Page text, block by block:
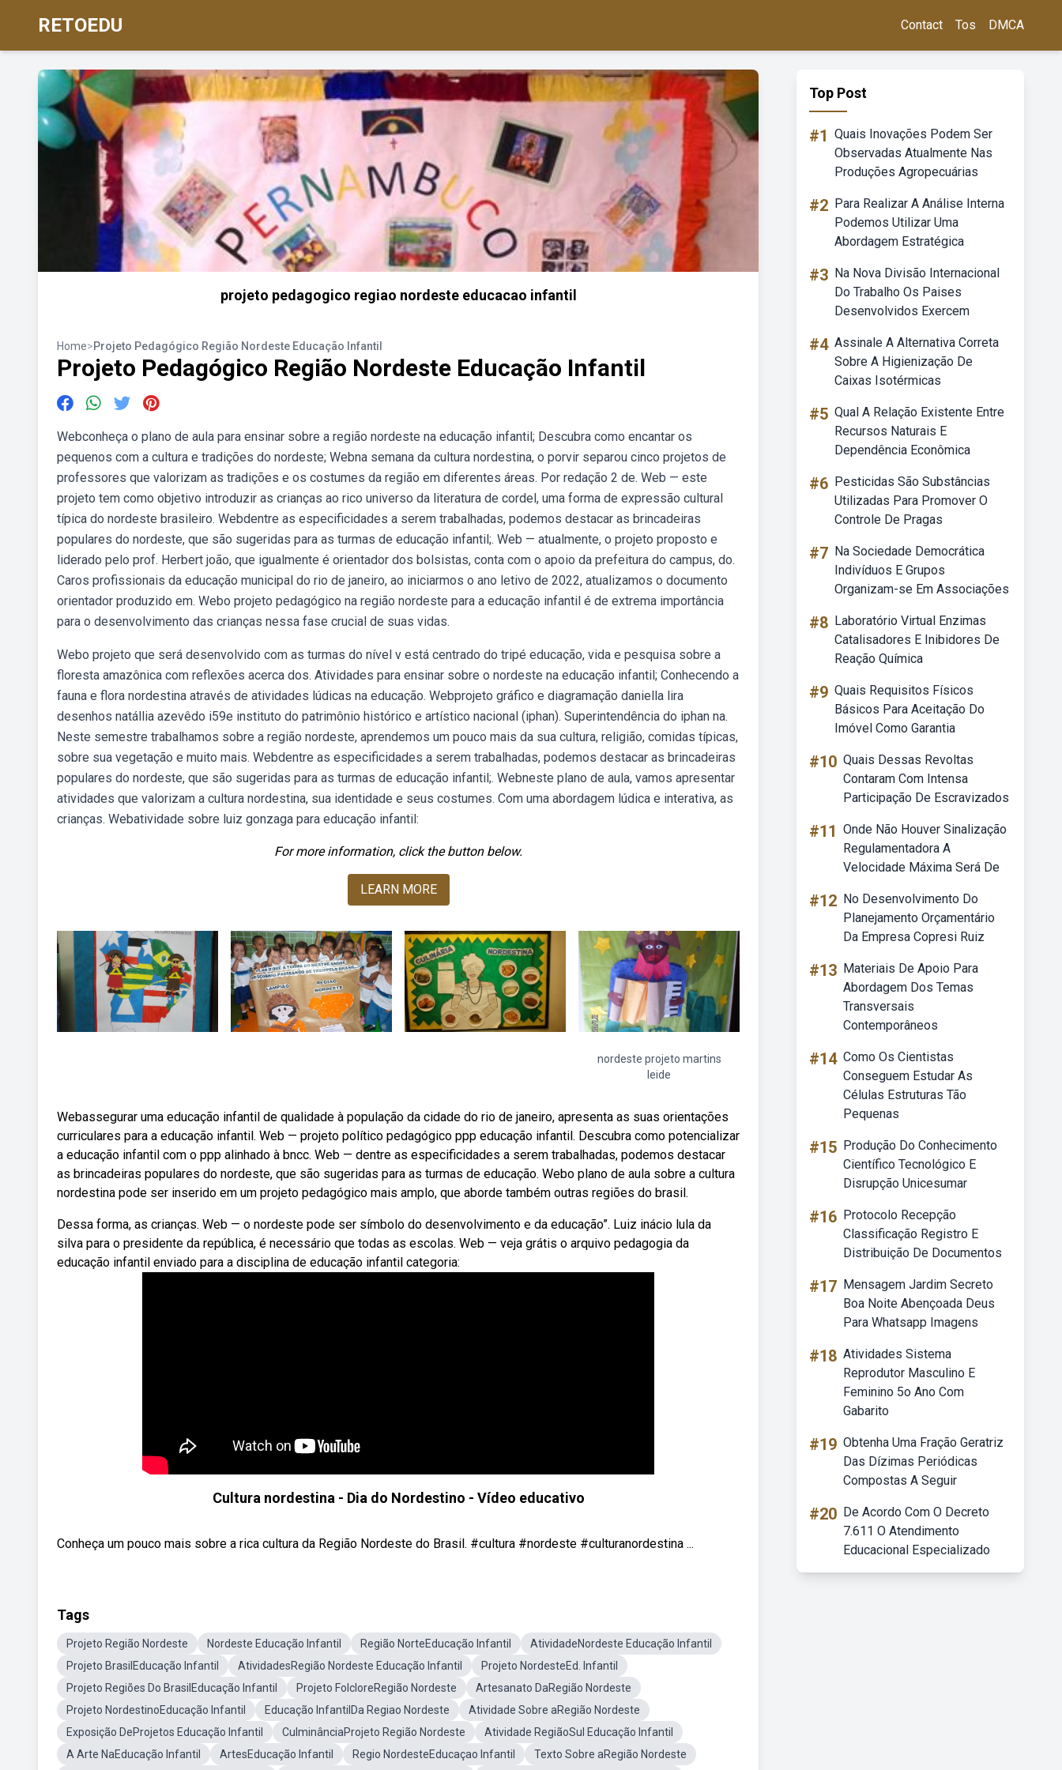
RETOEDU Contact Tos DMCA
projeto pedagogico regiao nordeste educacao infantil
Home>Projeto Pedagógico Região Nordeste Educação Infantil
Projeto Pedagógico Região Nordeste Educação Infantil
Webconheça o plano de aula para ensinar sobre a região nordeste na educação infantil; Descubra como encantar os
pequenos com a cultura e tradições do nordeste; Webna semana da cultura nordestina, o porvir separou cinco projetos de
professores que valorizam as tradições e os costumes da região em diferentes áreas. Por redação 2 de. Web — este
projeto tem como objetivo introduzir as crianças ao rico universo da literatura de cordel, uma forma de expressão cultural
típica do nordeste brasileiro. Webdentre as especificidades a serem trabalhadas, podemos destacar as brincadeiras
populares do nordeste, que são sugeridas para as turmas de educação infantil;. Web — atualmente, o projeto proposto e
liderado pelo prof. Herbert joão, que igualmente é orientador dos bolsistas, conta com o apoio da prefeitura do campus, do.
Caros profissionais da educação municipal do rio de janeiro, ao iniciarmos o ano letivo de 2022, atualizamos o documento
orientador produzido em. Webo projeto pedagógico na região nordeste para a educação infantil é de extrema importância
para o desenvolvimento das crianças nessa fase crucial de suas vidas.
Webo projeto que será desenvolvido com as turmas do nível v está centrado do tripé educação, vida e pesquisa sobre a
floresta amazônica com reflexões acerca dos. Atividades para ensinar sobre o nordeste na educação infantil; Conhecendo a
fauna e flora nordestina através de atividades lúdicas na educação. Webprojeto gráfico e diagramação daniella lira
desenhos natállia azevêdo i59e instituto do patrimônio histórico e artístico nacional (iphan). Superintendência do iphan na.
Neste semestre trabalhamos sobre a região nordeste, aprendemos um pouco mais da sua cultura, religião, comidas típicas,
sobre sua vegetação e muito mais. Webdentre as especificidades a serem trabalhadas, podemos destacar as brincadeiras
populares do nordeste, que são sugeridas para as turmas de educação infantil;. Webneste plano de aula, vamos apresentar
atividades que valorizam a cultura nordestina, sua identidade e seus costumes. Com uma abordagem lúdica e interativa, as
crianças. Webatividade sobre luiz gonzaga para educação infantil:
For more information, click the button below.
LEARN MORE
nordeste projeto martins
leide
Webassegurar uma educação infantil de qualidade à população da cidade do rio de janeiro, apresenta as suas orientações
curriculares para a educação infantil. Web — projeto político pedagógico ppp educação infantil. Descubra como potencializar
a educação infantil com o ppp alinhado à bncc. Web — dentre as especificidades a serem trabalhadas, podemos destacar
as brincadeiras populares do nordeste, que são sugeridas para as turmas de educação. Webo plano de aula sobre a cultura
nordestina pode ser inserido em um projeto pedagógico mais amplo, que aborde também outras regiões do brasil.
Dessa forma, as crianças. Web — o nordeste pode ser símbolo do desenvolvimento e da educação”. Luiz inácio lula da
silva para o presidente da república, é necessário que todas as escolas. Web — veja grátis o arquivo pedagogia da
educação infantil enviado para a disciplina de educação infantil categoria:
Cultura nordestina - Dia do Nordestino - Vídeo educativo
Conheça um pouco mais sobre a rica cultura da Região Nordeste do Brasil. #cultura #nordeste #culturanordestina ...
Tags
Projeto Região Nordeste Nordeste Educação Infantil Região NorteEducação Infantil
AtividadeNordeste Educação Infantil
Projeto BrasilEducação Infantil
AtividadesRegião Nordeste Educação Infantil
Projeto NordesteEd. Infantil
Projeto Regiões Do BrasilEducação Infantil
Projeto FolcloreRegião Nordeste
Artesanato DaRegião Nordeste
Projeto NordestinoEducação Infantil
Educação InfantilDa Regiao Nordeste
Atividade Sobre aRegião Nordeste
Exposição DeProjetos Educação Infantil
CulminânciaProjeto Região Nordeste
Atividade RegiãoSul Educação Infantil
A Arte NaEducação Infantil
ArtesEducação Infantil Regio NordesteEducaçao Infantil Texto Sobre aRegião Nordeste
Top Post
#1 Quais Inovações Podem Ser
Observadas Atualmente Nas
Produções Agropecuárias
#2 Para Realizar A Análise Interna
Podemos Utilizar Uma
Abordagem Estratégica
#3 Na Nova Divisão Internacional
Do Trabalho Os Paises
Desenvolvidos Exercem
#4 Assinale A Alternativa Correta
Sobre A Higienização De
Caixas Isotérmicas
#5 Qual A Relação Existente Entre
Recursos Naturais E
Dependência Econômica
#6 Pesticidas São Substâncias
Utilizadas Para Promover O
Controle De Pragas
#7 Na Sociedade Democrática
Indivíduos E Grupos
Organizam-se Em Associações
#8 Laboratório Virtual Enzimas
Catalisadores E Inibidores De
Reação Química
#9 Quais Requisitos Físicos
Básicos Para Aceitação Do
Imóvel Como Garantia
#10 Quais Dessas Revoltas
Contaram Com Intensa
Participação De Escravizados
#11 Onde Não Houver Sinalização
Regulamentadora A
Velocidade Máxima Será De
#12 No Desenvolvimento Do
Planejamento Orçamentário
Da Empresa Copresi Ruiz
#13 Materiais De Apoio Para
Abordagem Dos Temas
Transversais
Contemporâneos
#14 Como Os Cientistas
Conseguem Estudar As
Células Estruturas Tão
Pequenas
#15 Produção Do Conhecimento
Científico Tecnológico E
Disrupção Unicesumar
#16 Protocolo Recepção
Classificação Registro E
Distribuição De Documentos
#17 Mensagem Jardim Secreto
Boa Noite Abençoada Deus
Para Whatsapp Imagens
#18 Atividades Sistema
Reprodutor Masculino E
Feminino 5o Ano Com
Gabarito
#19 Obtenha Uma Fração Geratriz
Das Dízimas Periódicas
Compostas A Seguir
#20 De Acordo Com O Decreto
7.611 O Atendimento
Educacional Especializado